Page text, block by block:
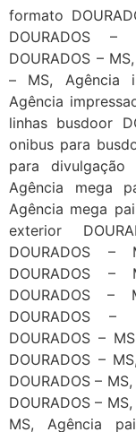
formato
DOURADOS
DOURADOS –
– MS, Agência
Agência
linhas busdoor
onibus para
para
Agência mega
Agência mega
exterior
DOURADOS
DOURADOS
DOURADOS
DOURADOS
DOURADOS –
DOURADOS –
DOURADOS –
DOURADOS –
MS, Agência